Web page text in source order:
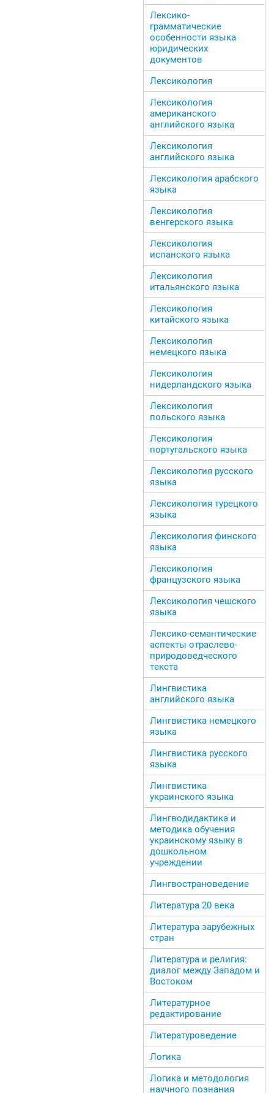
Лексико-
грамматические
особенности языка
юридических
документов
Лексикология
Лексикология
американского
английского языка
Лексикология
английского языка
Лексикология арабского
языка
Лексикология
венгерского языка
Лексикология
испанского языка
Лексикология
итальянского языка
Лексикология
китайского языка
Лексикология
немецкого языка
Лексикология
нидерландского языка
Лексикология
польского языка
Лексикология
португальского языка
Лексикология русского
языка
Лексикология турецкого
языка
Лексикология финского
языка
Лексикология
французского языка
Лексикология чешского
языка
Лексико-семантические
аспекты отраслево-
природоведческого
текста
Лингвистика
английского языка
Лингвистика немецкого
языка
Лингвистика русского
языка
Лингвистика
украинского языка
Лингводидактика и
методика обучения
украинскому языку в
дошкольном
учреждении
Лингвострановедение
Литература 20 века
Литература зарубежных
стран
Литература и религия:
диалог между Западом и
Востоком
Литературное
редактирование
Литературоведение
Логика
Логика и методология
научного познания